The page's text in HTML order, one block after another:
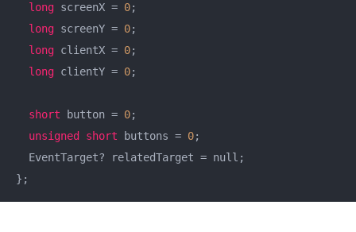
long screenX = 0;
long screenY = 0;
long clientX = 0;
long clientY = 0;
short button = 0;
unsigned
short buttons = 0;
  EventTarget? relatedTarget = null;
};